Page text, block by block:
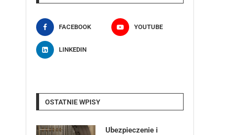
FACEBOOK YOUTUBE
LINKEDIN
OSTATNIE WPISY
Ubezpieczenie i